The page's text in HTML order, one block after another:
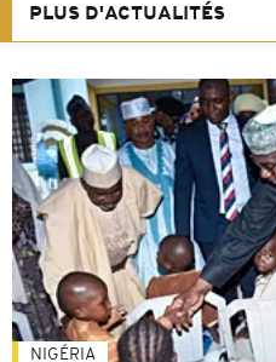
PLUS D'ACTUALITÉS
NIGÉRIA